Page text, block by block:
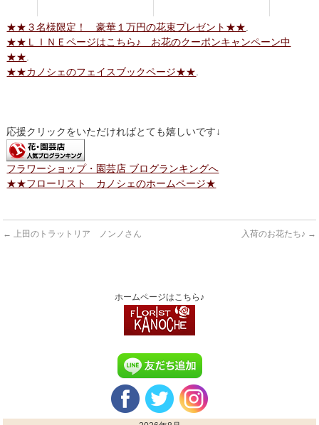
★★３名様限定！ 豪華１万円の花束プレゼント★★.
★★ＬＩＮＥページはこちら♪ お花のクーポンキャンペーン中
★★.
★★カノシェのフェイスブックページ★★.
応援クリックをいただければとても嬉しいです↓
フラワーショップ・園芸店 ブログランキングへ
★★フローリスト カノシェのホームページ★
← 上田のトラットリア ノンノさん 入荷のお花たち♪ →
ホームページはこちら♪